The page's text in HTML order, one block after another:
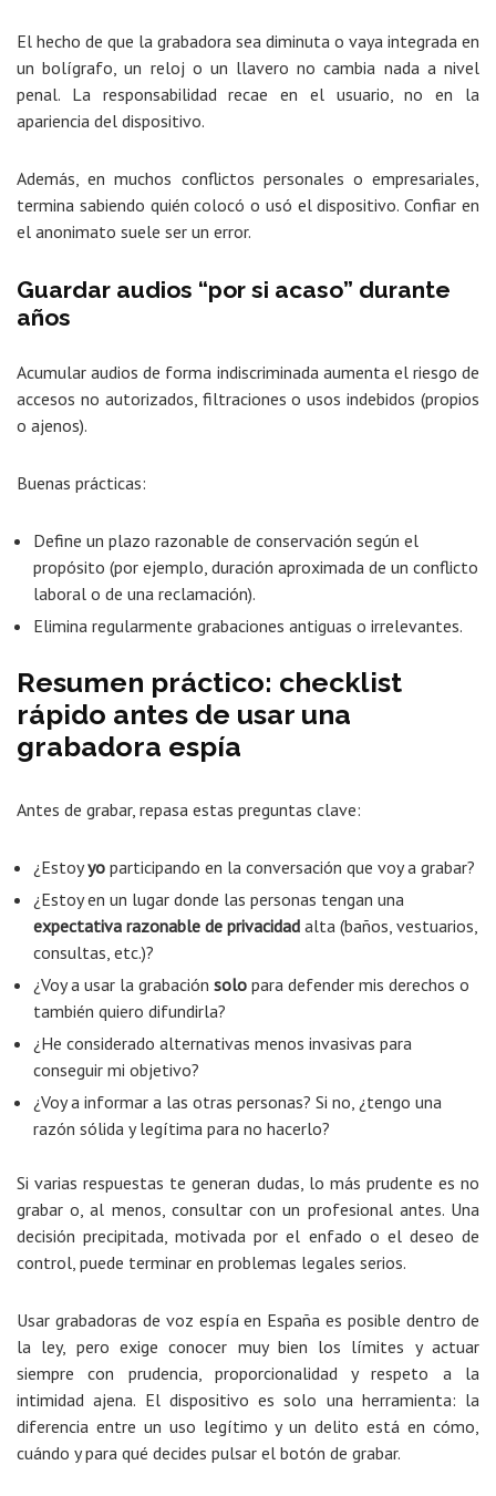
El hecho de que la grabadora sea diminuta o vaya integrada en
un bolígrafo, un reloj o un llavero no cambia nada a nivel
penal. La responsabilidad recae en el usuario, no en la
apariencia del dispositivo.
Además, en muchos conflictos personales o empresariales,
termina sabiendo quién colocó o usó el dispositivo. Confiar en
el anonimato suele ser un error.
Guardar audios “por si acaso” durante
años
Acumular audios de forma indiscriminada aumenta el riesgo de
accesos no autorizados, filtraciones o usos indebidos (propios
o ajenos).
Buenas prácticas:
Define un plazo razonable de conservación según el
propósito (por ejemplo, duración aproximada de un conflicto
laboral o de una reclamación).
Elimina regularmente grabaciones antiguas o irrelevantes.
Resumen práctico: checklist
rápido antes de usar una
grabadora espía
Antes de grabar, repasa estas preguntas clave:
¿Estoyyo participando en la conversación que voy a grabar?
¿Estoy en un lugar donde las personas tengan una
expectativa razonable de privacidad alta (baños, vestuarios,
consultas, etc.)?
¿Voy a usar la grabación solo para defender mis derechos o
también quiero difundirla?
¿He considerado alternativas menos invasivas para
conseguir mi objetivo?
¿Voy a informar a las otras personas? Si no, ¿tengo una
razón sólida y legítima para no hacerlo?
Si varias respuestas te generan dudas, lo más prudente es no
grabar o, al menos, consultar con un profesional antes. Una
decisión precipitada, motivada por el enfado o el deseo de
control, puede terminar en problemas legales serios.
Usar grabadoras de voz espía en España es posible dentro de
la ley, pero exige conocer muy bien los límites y actuar
siempre con prudencia, proporcionalidad y respeto a la
intimidad ajena. El dispositivo es solo una herramienta: la
diferencia entre un uso legítimo y un delito está en cómo,
cuándo y para qué decides pulsar el botón de grabar.